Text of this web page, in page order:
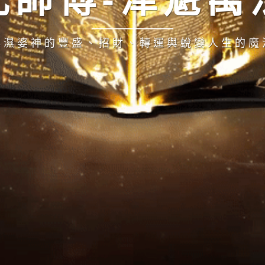
濕婆神的豐盛、招財、轉運與蛻變人生的魔